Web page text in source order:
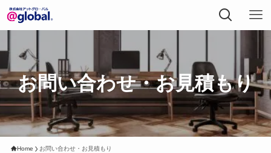
お問い合わせ・お見積もり
Home お問い合わせ・お見積もり